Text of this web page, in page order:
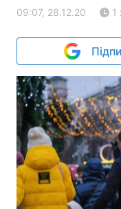
09:07, 28.12.20 1